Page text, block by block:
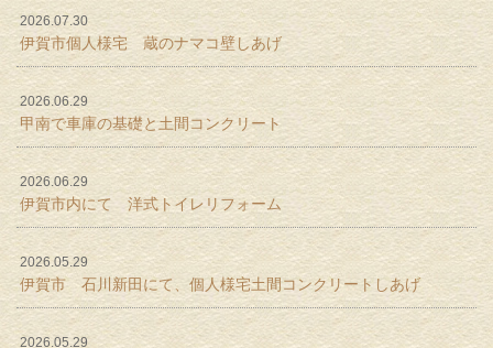
2026.07.30
伊賀市個人様宅 蔵のナマコ壁しあげ
2026.06.29
甲南で車庫の基礎と土間コンクリート
2026.06.29
伊賀市内にて 洋式トイレリフォーム
2026.05.29
伊賀市 石川新田にて、個人様宅土間コンクリートしあげ
2026.05.29